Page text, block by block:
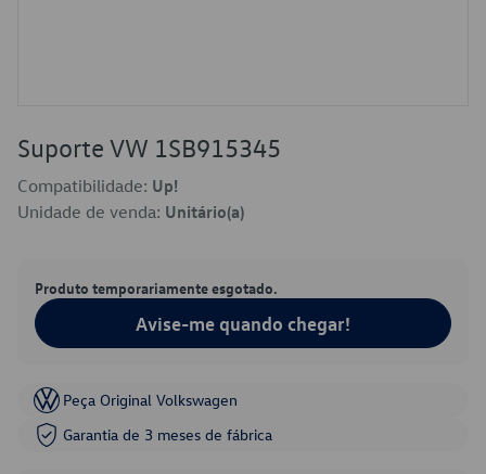
Suporte VW 1SB915345
Compatibilidade: Up!
Unidade de venda: Unitário(a)
Produto temporariamente esgotado.
Avise-me quando chegar!
Peça Original Volkswagen
Garantia de 3 meses de fábrica